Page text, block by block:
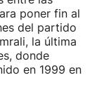
poner fin al
del partido
la última
donde
en 1999 en